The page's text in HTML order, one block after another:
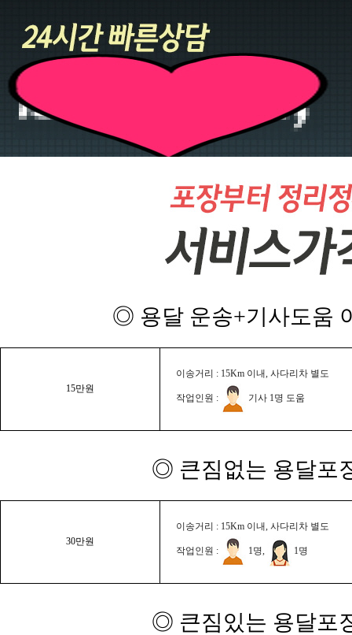
◎ 용달 운송+기사도움
15만원
이송거리 : 15Km 이내, 사다리차 별도
작업인원 : 기사 1명 도움
◎ 큰짐없는 용달포
30만원
이송거리 : 15Km 이내, 사다리차 별도
작업인원 : 1명, 1명
◎ 큰짐있는 용달포